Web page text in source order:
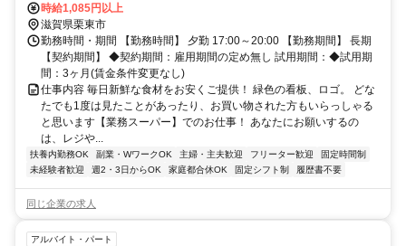
時給1,085円以上
滋賀県栗東市
勤務時間・期間 【勤務時間】 夕勤 17:00～20:00 【勤務期間】 長期
【契約期間】 ◆契約期間：雇用期間の定め無し 試用期間：◆試用期
間：3ヶ月(賃金条件変更なし)
仕事内容 毎日新鮮な食材をお安くご提供！ 緑色の看板、ロゴ。 どな
たでも1度は見たことがあったり、お買い物された方もいらっしゃる
と思います【業務スーパー】でのお仕事！ あなたにお願いするの
は、レジや...
扶養内勤務OK 副業・WワークOK 主婦・主夫歓迎 フリーター歓迎
固定時間制
未経験者歓迎
週2・3日からOK 家庭都合休OK 固定シフト制 履歴書不要
同じ企業の求人
アルバイト・パート